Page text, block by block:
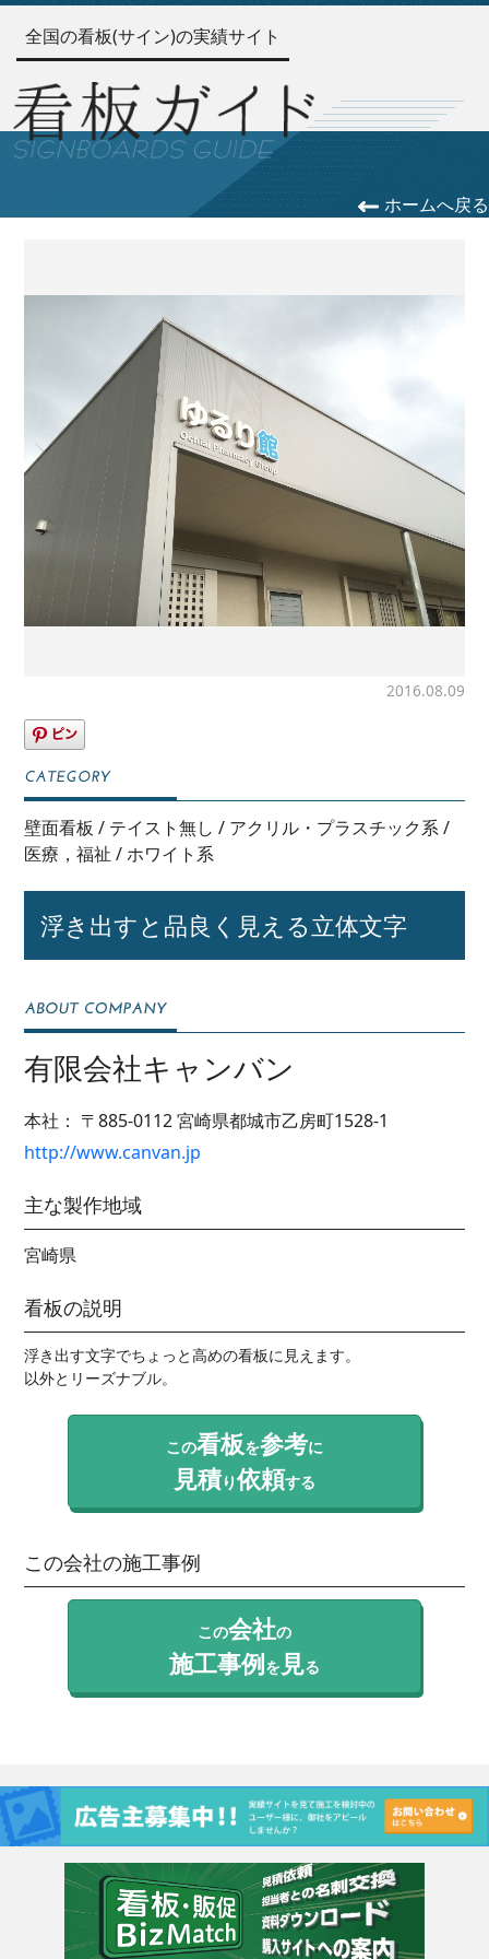
全国の看板(サイン)の実績サイト
ホームへ戻る
2016.08.09
壁面看板 / テイスト無し / アクリル・プラスチック系/
医療，福祉 /ホワイト系
浮き出すと品良く見える立体文字
有限会社キャンバン
本社： 〒885-0112宮崎県都城市乙房町1528-1
http://www.canvan.jp
主な製作地域
宮崎県
看板の説明
浮き出す文字でちょっと高めの看板に見えます。
以外とリーズナブル。
この看板を参考に
見積り依頼する
この会社の施工事例
この会社の
施工事例を 見る